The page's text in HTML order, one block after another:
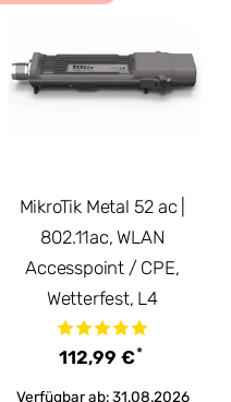
MikroTik Metal 52 ac |
802.11ac, WLAN
Accesspoint / CPE,
Wetterfest, L4
112,99 €*
Verfügbar ab: 31.08.2026